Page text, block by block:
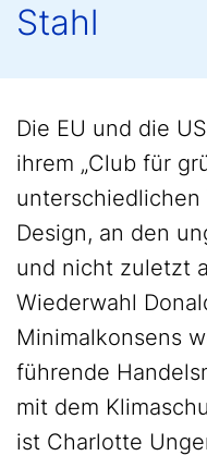
Stahl
Die EU und die
ihrem „Club für
Design, an den
und nicht zuletzt
Wiederwahl
Minimalkonsens
führende
mit dem
ist Charlotte